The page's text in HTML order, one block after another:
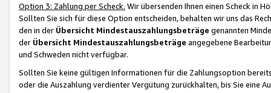
Option 3: Zahlung per Scheck. Wir übersenden Ihnen einen Scheck in
Sollten Sie sich für diese Option entscheiden, behalten wir uns das
den in der Übersicht Mindestauszahlungsbeträge genannten
der Übersicht Mindestauszahlungsbeträge angegebene
und Schweden nicht verfügbar.
Sollten Sie keine gültigen Informationen für die Zahlungsoption
oder die Auszahlung verdienter Vergütung zurückhalten, bis Sie